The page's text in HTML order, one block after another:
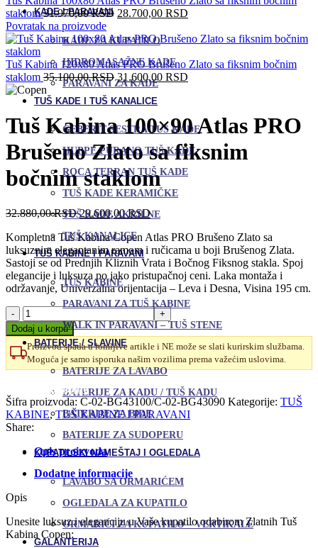
KADE I PARAVANI
KADE ZA KUPATILO
HIDROMASAŽNE KADE
PARAVANI ZA KADE
TUŠ KADE I TUŠ KANALICE
GEBERIT SESTRA TUŠ KADE
HUPPE PURANO TUŠ KADE
ROCA TERRAN TUŠ KADE
TUŠ KADE KERAMIČKE
TUŠ KADE AKRILNE
TUŠ KANALICE
TUŠ KABINE I PARAVANI
TUŠ KABINE
PARAVANI ZA TUŠ KABINE
WALK IN PARAVANI – TUŠ STENE
BATERIJE / SLAVINE
BATERIJE ZA LAVABO
BATERIJE ZA KADU / TUŠ KADU
BATERIJE ZA BIDE
BATERIJE ZA SUDOPERU
KUPATILSKI NAMEŠTAJ I OGLEDALA
LAVABO SA ORMARIĆEM
OGLEDALA ZA KUPATILO
ORMARIĆI ZA KUPATILO – VERTIKALE
GALANTERIJA
staklom31.970,00RSD Originalna
je
31.970,00 RSD.
28.700,00 RSD
je:
Povratak na proizvode
Tuš Kabina 120x80 Atlas PRO Brušeno Zlato sa fiksnim bočnim
staklom 35.100,00RSD Originalna
cena
je
35.100,00 RSD.
31.600,00 RSD
Tuš Kabina 100×90 Atlas PRO
Brušeno Zlato sa fiksnim
bočnim staklom
32.880,00RSDOriginalna
je
bila:
32.880,00 RSD.
29.600,00RSDTrenutna
je:
29.600,00 RSD.
Kompletna Tuš Kabina Copen Atlas PRO Brušeno Zlato sa
luksuznim elegantanim ramom i ručicama u boji Brušenog Zlata.
Sastoji se od Prednjih Kliznih Vrata i Bočnog Fiksnog stakla. Spoj
elegancije i luksuza po jako pristupačnoj ceni. Laka montaža i
održavanje, Univerzalna orijentacija – Leva i Desna, Visina 195 cm.
Tuš
Kabina
100x90
Atlas
PRO
Brušeno
sa
fiksnim
bočnim
staklom
količina
Dodaj u korpu
Proizvod spada u lomljive artikle i NE može se slati kurirskim službama.
Moguća je samo isporuka našim vozilima prema važećim uslovima.
Dodaj u omiljene
Šifra proizvoda: C-02-BG43100/C-02-BG43090 Kategorije: TUŠ
KABINE, TUŠ KABINE I PARAVANI
Share:
Opis proizvoda
Dodatne informacije
Opis
Unesite luksuz i eleganciju u Vaše kupatilo odabirom Zlatnih Tuš
Kabina Copen: